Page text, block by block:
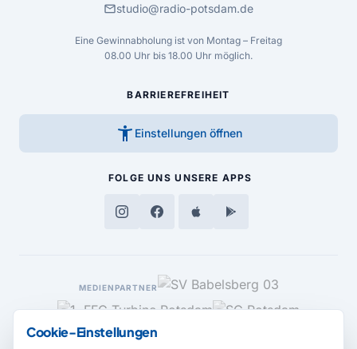
mailstudio@radio-potsdam.de
Eine Gewinnabholung ist von Montag – Freitag
08.00 Uhr bis 18.00 Uhr möglich.
BARRIEREFREIHEIT
accessibility_new Einstellungen öffnen
FOLGE UNS UNSERE APPS
MEDIENPARTNER
Cookie-Einstellungen